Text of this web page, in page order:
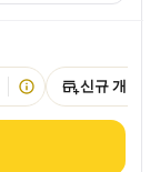
신규 개원